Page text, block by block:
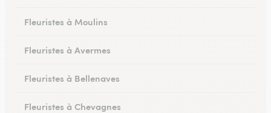
Fleuristes à Moulins
Fleuristes à Avermes
Fleuristes à Bellenaves
Fleuristes à Chevagnes